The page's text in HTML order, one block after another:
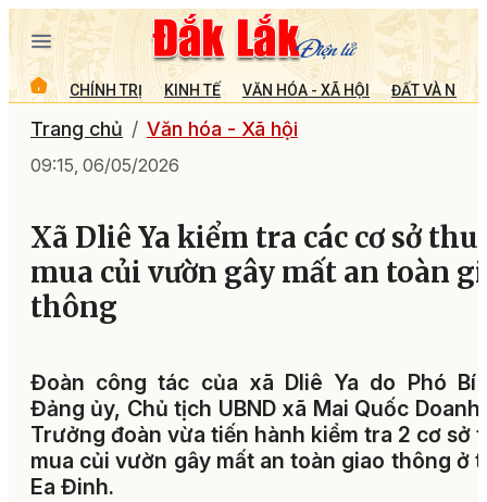
CHÍNH TRỊ KINH TẾ VĂN HÓA - XÃ HỘI ĐẤT VÀ
Trang chủ Văn hóa - Xã hội
09:15, 06/05/2026
Xã Dliê Ya kiểm tra các cơ sở thu
mua củi vườn gây mất an toàn
thông
Đoàn công tác của xã Dliê Ya do Phó Bí
Đảng ủy, Chủ tịch UBND xã Mai Quốc Doanh
Trưởng đoàn vừa tiến hành kiểm tra 2 cơ sở
mua củi vườn gây mất an toàn giao thông ở
Ea Đinh.